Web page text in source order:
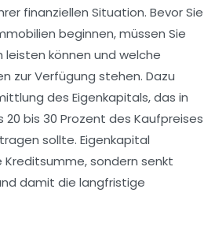
finanziellen Situation. Bevor Sie
beginnen, müssen Sie
leisten können und welche
zur Verfügung stehen. Dazu
des Eigenkapitals, das in
bis 30 Prozent des Kaufpreises
sollte. Eigenkapital
sondern senkt
damit die langfristige